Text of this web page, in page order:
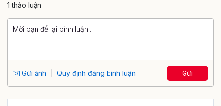
1 thảo luận
Gửi ảnh Quy định đăng bình luận Gửi